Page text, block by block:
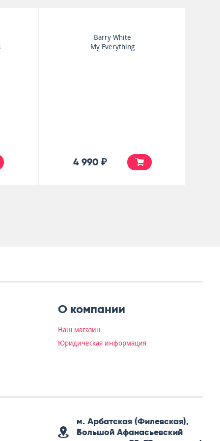
Barry White
My Everything
4 990 ₽
О компании
Наш магазин
Юридическая информация
м. Арбатская (Филевская),
Большой Афанасьевский